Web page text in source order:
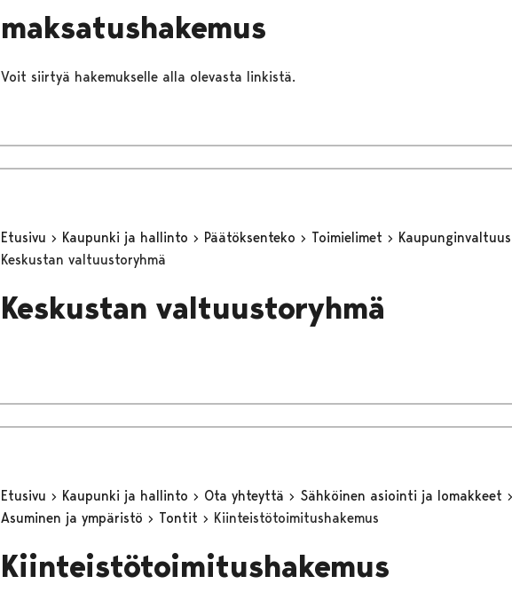
maksatushakemus
Voit siirtyä hakemukselle alla olevasta linkistä.
Etusivu Kaupunki ja hallinto Päätöksenteko Toimielimet
Keskustan valtuustoryhmä
Keskustan valtuustoryhmä
Etusivu Kaupunki ja hallinto Ota yhteyttä
Sähköinen asiointi ja lomakkeet
Asuminen ja ympäristö
Tontit Kiinteistötoimitushakemus
Kiinteistötoimitushakemus